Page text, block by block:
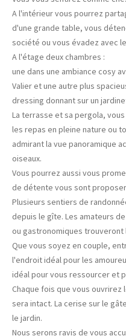
A l'intérieur vous pourrez
d'une grande table, vous
société ou vous évadez avec
A l'étage deux chambres :
une dans une ambiance cosy
Valier et une autre plus
dressing donnant sur un
La terrasse et sa pergola,
les repas en pleine nature ou
admirant la vue panoramique
oiseaux.
Vous pourrez aussi vous
de détente vous sont
Plusieurs sentiers de
depuis le gîte. Les amateurs
ou gastronomiques trouveront
Que vous soyez en couple,
l'endroit idéal pour les
idéal pour vous ressourcer et
Chaque fois que vous
sera intact. La cerise sur le
le jardin.
Nous serons ravis de vous